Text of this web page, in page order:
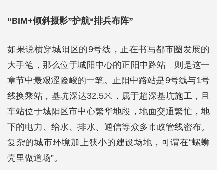
“BIM+倾斜摄影”护航“排兵布阵”
如果说横穿城阳区的9号线，正在书写都市圈发展的
大手笔，那么位于城阳中心的正阳中路站，则是这一
章节中最艰涩险峻的一笔。正阳中路站是9号线与1号
线换乘站，基坑深达32.5米，属于超深基坑施工，且
车站位于城阳区市中心繁华地段，地面交通繁忙，地
下的电力、给水、排水、通信等众多市政管线密布。
复杂的城市环境加上狭小的建设场地，可谓在“螺蛳
壳里做道场”。